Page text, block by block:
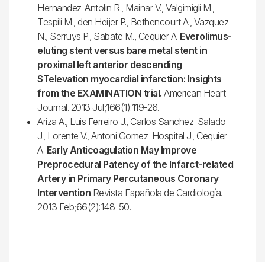
Hernandez-Antolin R., Mainar V., Valgimigli M.,
Tespili M., den Heijer P., Bethencourt A., Vazquez
N., Serruys P., Sabate M., Cequier A. Everolimus-
eluting stent versus bare metal stent in
proximal left anterior descending
STelevation myocardial infarction: Insights
from the EXAMINATION trial. American Heart
Journal. 2013 Jul;166(1):119-26.
Ariza A., Luis Ferreiro J., Carlos Sanchez-Salado
J., Lorente V., Antoni Gomez-Hospital J., Cequier
A. Early Anticoagulation May Improve
Preprocedural Patency of the Infarct-related
Artery in Primary Percutaneous Coronary
Intervention Revista Española de Cardiología.
2013 Feb;66(2):148-50.